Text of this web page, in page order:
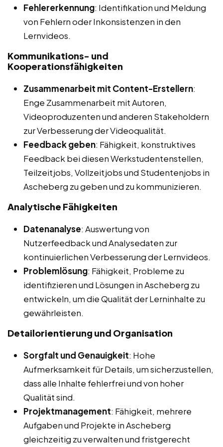
Fehlererkennung: Identifikation und Meldung
von Fehlern oder Inkonsistenzen in den
Lernvideos.
Kommunikations- und
Kooperationsfähigkeiten
Zusammenarbeit mit Content-Erstellern:
Enge Zusammenarbeit mit Autoren,
Videoproduzenten und anderen Stakeholdern
zur Verbesserung der Videoqualität.
Feedback geben: Fähigkeit, konstruktives
Feedback bei diesen Werkstudentenstellen,
Teilzeitjobs, Vollzeitjobs und Studentenjobs in
Ascheberg zu geben und zu kommunizieren.
Analytische Fähigkeiten
Datenanalyse: Auswertung von
Nutzerfeedback und Analysedaten zur
kontinuierlichen Verbesserung der Lernvideos.
Problemlösung: Fähigkeit, Probleme zu
identifizieren und Lösungen in Ascheberg zu
entwickeln, um die Qualität der Lerninhalte zu
gewährleisten.
Detailorientierung und Organisation
Sorgfalt und Genauigkeit: Hohe
Aufmerksamkeit für Details, um sicherzustellen,
dass alle Inhalte fehlerfrei und von hoher
Qualität sind.
Projektmanagement: Fähigkeit, mehrere
Aufgaben und Projekte in Ascheberg
gleichzeitig zu verwalten und fristgerecht